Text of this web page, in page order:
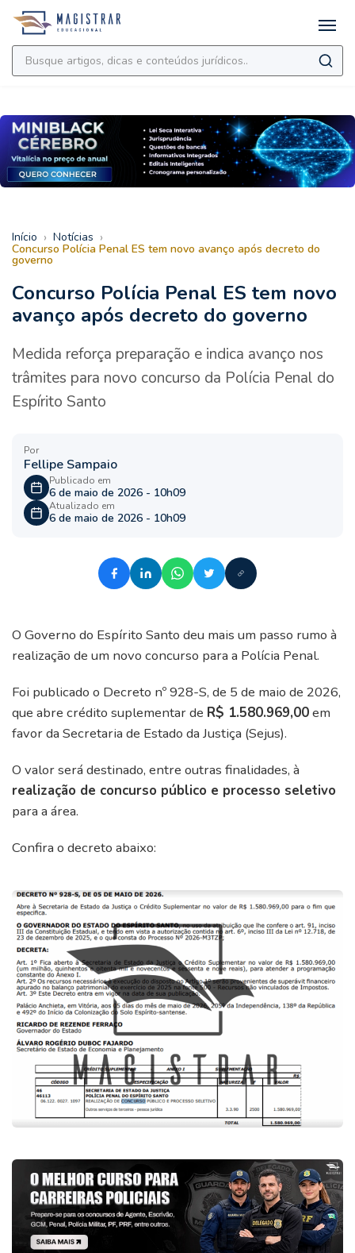
Início › Notícias ›
Concurso Polícia Penal ES tem novo avanço após decreto do
governo
Concurso Polícia Penal ES tem novo
avanço após decreto do governo
Medida reforça preparação e indica avanço nos
trâmites para novo concurso da Polícia Penal do
Espírito Santo
Por
Fellipe Sampaio
Publicado em
6 de maio de 2026 - 10h09
Atualizado em
6 de maio de 2026 - 10h09
O Governo do Espírito Santo deu mais um passo rumo à
realização de um novo concurso para a Polícia Penal.
Foi publicado o Decreto nº 928-S, de 5 de maio de 2026,
que abre crédito suplementar de R$ 1.580.969,00em
favor da Secretaria de Estado da Justiça (Sejus).
O valor será destinado, entre outras finalidades, à
realização de concurso público e processo seletivo
para a área.
Confira o decreto abaixo: